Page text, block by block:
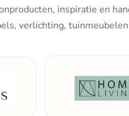
inspiratie en
verlichting,